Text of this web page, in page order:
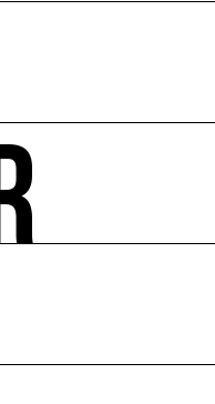
: manifestations,